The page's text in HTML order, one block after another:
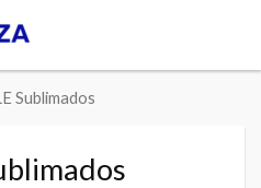
Sublimados